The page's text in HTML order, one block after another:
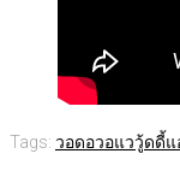
Tags: วอดอวอแววู้ดดี้